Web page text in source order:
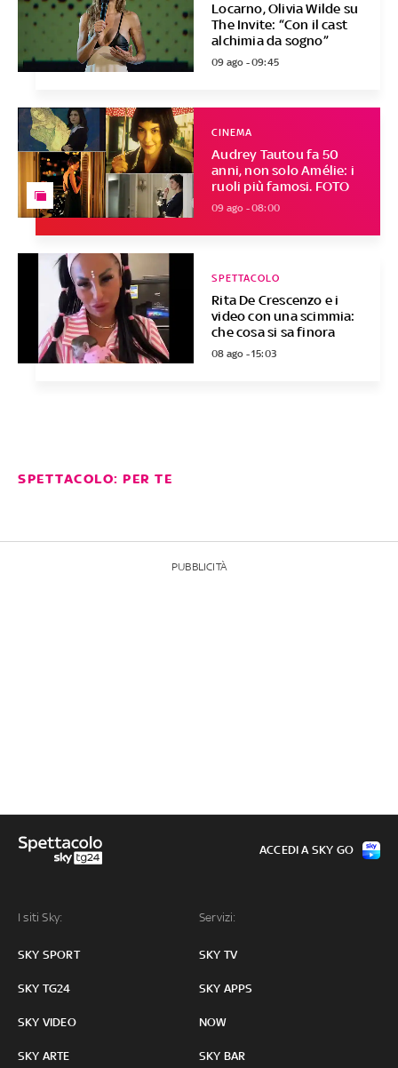
Locarno, Olivia Wilde su
The Invite: “Con il cast
alchimia da sogno”
09 ago - 09:45
Audrey Tautou fa 50
anni, non solo Amélie: i
ruoli più famosi. FOTO
CINEMA
09 ago - 08:00
Rita De Crescenzo e i
video con una scimmia:
che cosa si sa finora
SPETTACOLO
08 ago - 15:03
SPETTACOLO: PER TE
PUBBLICITÀ
I siti Sky:
SKY SPORT
SKY TG24
SKY VIDEO
SKY ARTE
Servizi:
SKY TV
SKY APPS
NOW
SKY BAR
ACCEDI A SKY GO